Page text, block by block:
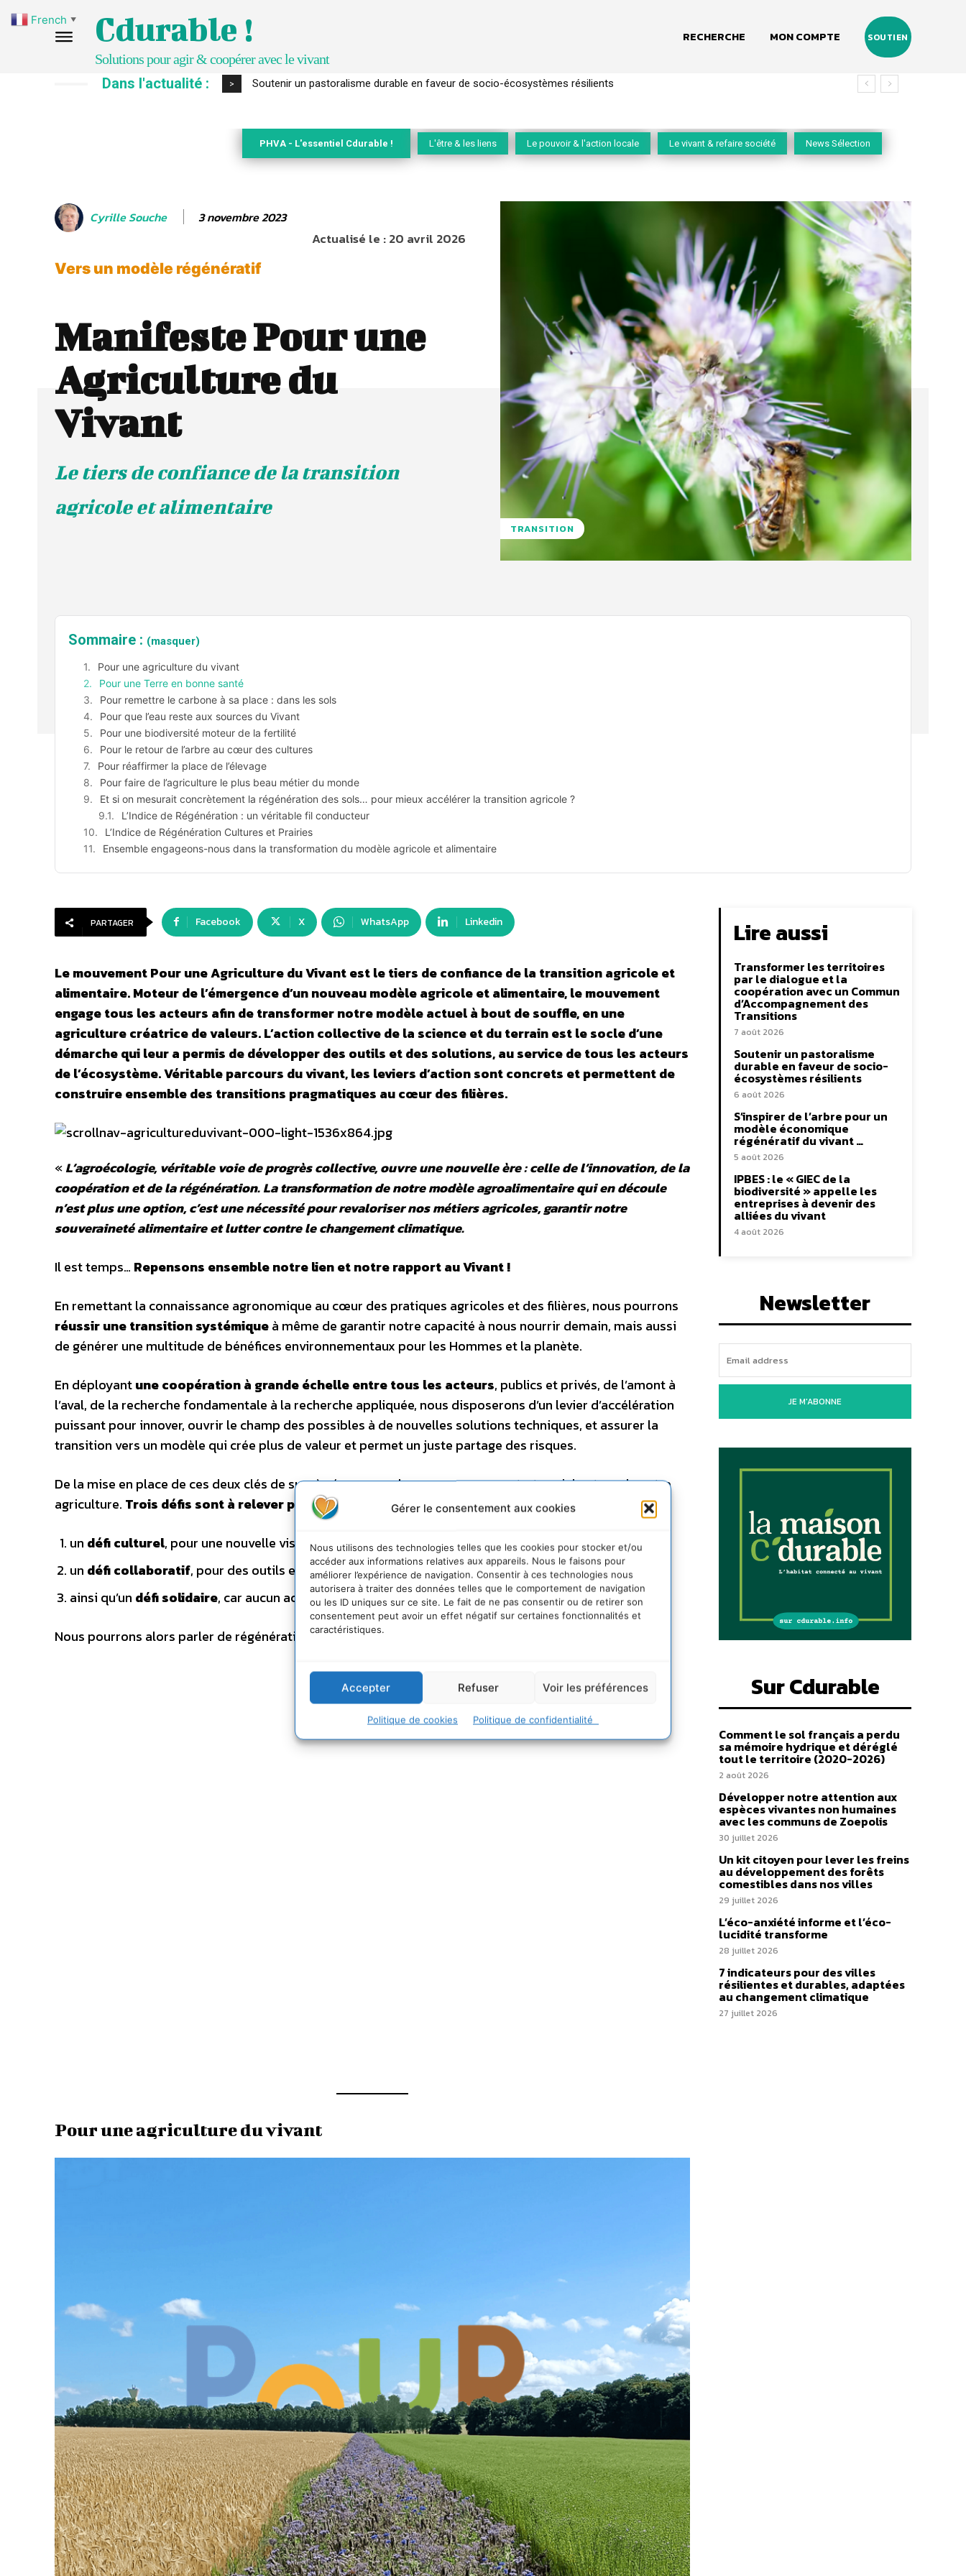
Gérer le consentement aux cookies
Nous utilisons des technologies telles que les cookies pour stocker et/ou
accéder aux informations relatives aux appareils. Nous le faisons pour
améliorer l’expérience de navigation. Consentir à ces technologies nous
autorisera à traiter des données telles que le comportement de navigation
ou les ID uniques sur ce site. Le fait de ne pas consentir ou de retirer son
consentement peut avoir un effet négatif sur certaines fonctionnalités et
caractéristiques.
Accepter Refuser Voir les préférences
Politique de cookies Politique de confidentialité
Cdurable !
Solutions pour agir & coopérer avec le vivant
RECHERCHE MON COMPTE SOUTIEN
Dans l'actualité : > S’inspirer de l’arbre pour un modèle économique régénératif du vivant …
PHVA - L'essentiel Cdurable ! L'être & les liens Le pouvoir & l'action locale Le vivant & refaire société News Sélection
Cyrille Souche 3 novembre 2023
Actualisé le :20 avril 2026
Vers un modèle régénératif
Manifeste Pour une
Agriculture du
Vivant
Le tiers de confiance de la transition
agricole et alimentaire
TRANSITION
Sommaire : (masquer)
Pour une agriculture du vivant
Pour une Terre en bonne santé
Pour remettre le carbone à sa place : dans les sols
Pour que l’eau reste aux sources du Vivant
Pour une biodiversité moteur de la fertilité
Pour le retour de l’arbre au cœur des cultures
Pour réaffirmer la place de l’élevage
Pour faire de l’agriculture le plus beau métier du monde
Et si on mesurait concrètement la régénération des sols… pour mieux accélérer la transition agricole ?
L’Indice de Régénération : un véritable fil conducteur
L’Indice de Régénération Cultures et Prairies
Ensemble engageons-nous dans la transformation du modèle agricole et alimentaire
PARTAGER Facebook X WhatsApp Linkedin
Le mouvement Pour une Agriculture du Vivant est le tiers de confiance de la transition agricole et
alimentaire. Moteur de l’émergence d’un nouveau modèle agricole et alimentaire, le mouvement
engage tous les acteurs afin de transformer notre modèle actuel à bout de souffle, en une
agriculture créatrice de valeurs. L’action collective de la science et du terrain est le socle d’une
démarche qui leur a permis de développer des outils et des solutions, au service de tous les acteurs
de l’écosystème. Véritable parcours du vivant, les leviers d’action sont concrets et permettent de
construire ensemble des transitions pragmatiques au cœur des filières.
«L’agroécologie, véritable voie de progrès collective, ouvre une nouvelle ère : celle de l’innovation, de la
coopération et de la régénération. La transformation de notre modèle agroalimentaire qui en découle
n’est plus une option, c’est une nécessité pour revaloriser nos métiers agricoles, garantir notre
souveraineté alimentaire et lutter contre le changement climatique.
Il est temps… Repensons ensemble notre lien et notre rapport au Vivant !
En remettant la connaissance agronomique au cœur des pratiques agricoles et des filières, nous pourrons
réussir une transition systémiqueà même de garantir notre capacité à nous nourrir demain, mais aussi
de générer une multitude de bénéfices environnementaux pour les Hommes et la planète.
En déployantune coopération à grande échelle entre tous les acteurs, publics et privés, de l’amont à
l’aval, de la recherche fondamentale à la recherche appliquée, nous disposerons d’un levier d’accélération
puissant pour innover, ouvrir le champ des possibles à de nouvelles solutions techniques, et assurer la
transition vers un modèle qui crée plus de valeur et permet un juste partage des risques.
De la mise en place de ces deux clés de succès émergera alors un nouveau contrat social autour de notre
agriculture. Trois défis sont à relever pour réussir cette transition :
un défi culturel, pour une nouvelle vision de l’agriculture ;
un défi collaboratif, pour des outils et des connaissances partagés et en accès libre
ainsi qu’un défi solidaire, car aucun acteur ne peut prétendre réussir seul cette transition.
Nous pourrons alors parler de régénération ».
Pour une agriculture du vivant
Lire aussi
Transformer les territoires
par le dialogue et la
coopération avec un Commun
d’Accompagnement des
Transitions
7 août 2026
Soutenir un pastoralisme
durable en faveur de socio-
écosystèmes résilients
6 août 2026
S’inspirer de l’arbre pour un
modèle économique
régénératif du vivant …
5 août 2026
IPBES : le « GIEC de la
biodiversité » appelle les
entreprises à devenir des
alliées du vivant
4 août 2026
Newsletter
JE M'ABONNE
Sur Cdurable
Comment le sol français a perdu
sa mémoire hydrique et déréglé
tout le territoire (2020-2026)
2 août 2026
Développer notre attention aux
espèces vivantes non humaines
avec les communs de Zoepolis
30 juillet 2026
Un kit citoyen pour lever les freins
au développement des forêts
comestibles dans nos villes
29 juillet 2026
L’éco-anxiété informe et l’éco-
lucidité transforme
28 juillet 2026
7 indicateurs pour des villes
résilientes et durables, adaptées
au changement climatique
27 juillet 2026
French ▼